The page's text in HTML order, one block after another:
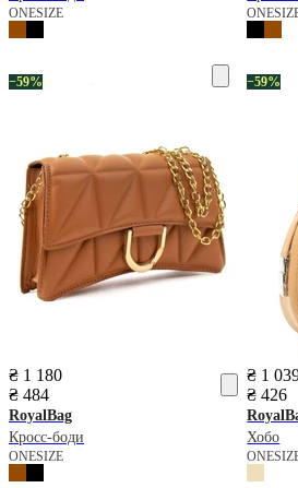
ONESIZE
−59%
₴ 1 180
₴ 484
RoyalBag
Кросс-боди
ONESIZE
−59%
₴ 1
₴ 426
Хобо